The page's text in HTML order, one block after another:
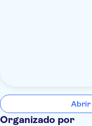
Abrir
Organizado por